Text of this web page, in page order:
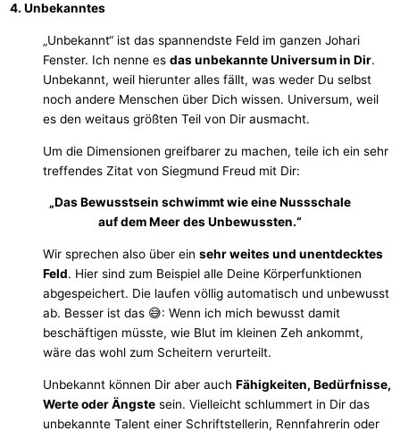
4. Unbekanntes
„Unbekannt“ ist das spannendste Feld im ganzen Johari
Fenster. Ich nenne es das unbekannte Universum in Dir.
Unbekannt, weil hierunter alles fällt, was weder Du selbst
noch andere Menschen über Dich wissen. Universum, weil
es den weitaus größten Teil von Dir ausmacht.
Um die Dimensionen greifbarer zu machen, teile ich ein sehr
treffendes Zitat von Siegmund Freud mit Dir:
„Das Bewusstsein schwimmt wie eine Nussschale
auf dem Meer des Unbewussten.“
Wir sprechen also über ein sehr weites und unentdecktes
Feld. Hier sind zum Beispiel alle Deine Körperfunktionen
abgespeichert. Die laufen völlig automatisch und unbewusst
ab. Besser ist das 😅: Wenn ich mich bewusst damit
beschäftigen müsste, wie Blut im kleinen Zeh ankommt,
wäre das wohl zum Scheitern verurteilt.
Unbekannt können Dir aber auch Fähigkeiten, Bedürfnisse,
Werte oder Ängste sein. Vielleicht schlummert in Dir das
unbekannte Talent einer Schriftstellerin, Rennfahrerin oder